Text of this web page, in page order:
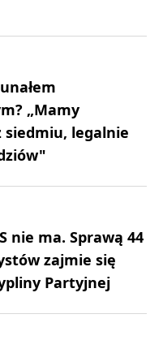
„Mamy
legalnie
nie ma. Sprawą 44
zajmie się
Partyjnej